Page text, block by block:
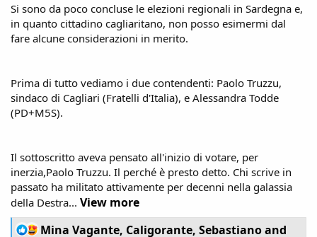
Si sono da poco concluse le elezioni regionali in Sardegna e,
in quanto cittadino cagliaritano, non posso esimermi dal
fare alcune considerazioni in merito.
Prima di tutto vediamo i due contendenti: Paolo Truzzu,
sindaco di Cagliari (Fratelli d'Italia), e Alessandra Todde
(PD+M5S).
Il sottoscritto aveva pensato all'inizio di votare, per
inerzia,Paolo Truzzu. Il perché è presto detto. Chi scrive in
passato ha militato attivamente per decenni nella galassia
della Destra... View more
R
Mina Vagante, Caligorante, Sebastianoand